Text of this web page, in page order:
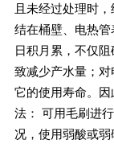
且未经过处理时
结在桶壁、电热管
日积月累，不仅
致减少产水量；
它的使用寿命。
法： 可用毛刷进
况，使用弱酸或